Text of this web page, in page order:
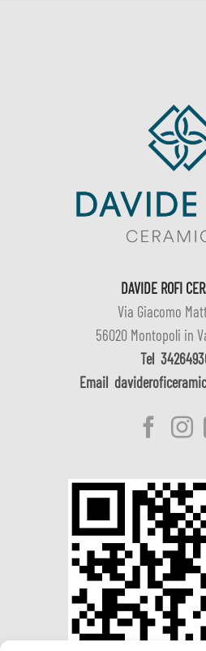
DAVIDE ROFI
Via Giacomo
56020 Montopoli in
Tel
Email